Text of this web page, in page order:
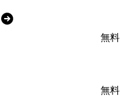
無料
無料